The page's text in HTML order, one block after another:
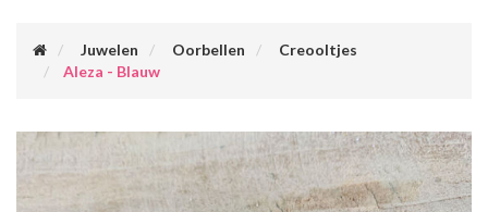
Juwelen Oorbellen
Creooltjes
Aleza - Blauw